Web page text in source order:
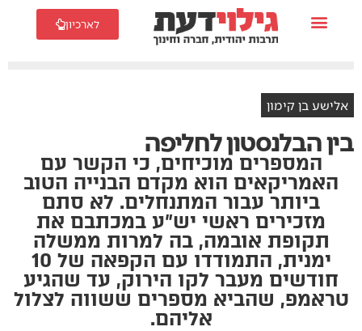
לארכיון
אלישע בן קימון
בין הבלנסטון לחליפה
המספרים מוכיחים, כי הקשר עם
האמריקאים הוא מקדם הבנייה הטוב
ביותר עבור המתנחלים. לא סתם
מזכירים ראשי יש"ע במכתבם את
תקופת אובמה, בה למרות ממשלה
ימנית, התמודדו עם הקפאה של 10
חודשים מעבר לקו הירוק, עד שהגיע
טראמפ, שהביא מספרים ששווה לצלול
אליהם.